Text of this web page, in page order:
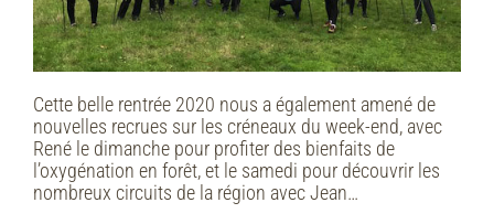
Cette belle rentrée 2020 nous a également amené de
nouvelles recrues sur les créneaux du week-end, avec
René le dimanche pour profiter des bienfaits de
l’oxygénation en forêt, et le samedi pour découvrir les
nombreux circuits de la région avec Jean…